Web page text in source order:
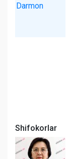
Shifokorlar